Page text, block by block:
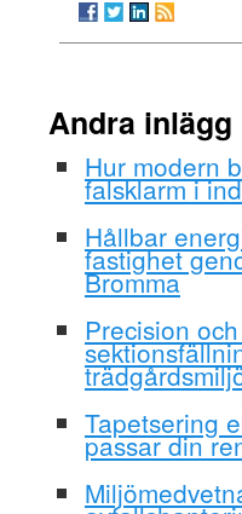
Andra inlägg
Hur modern
falsklarm i
Hållbar
fastighet
Bromma
Precision
Tapetsering
passar din